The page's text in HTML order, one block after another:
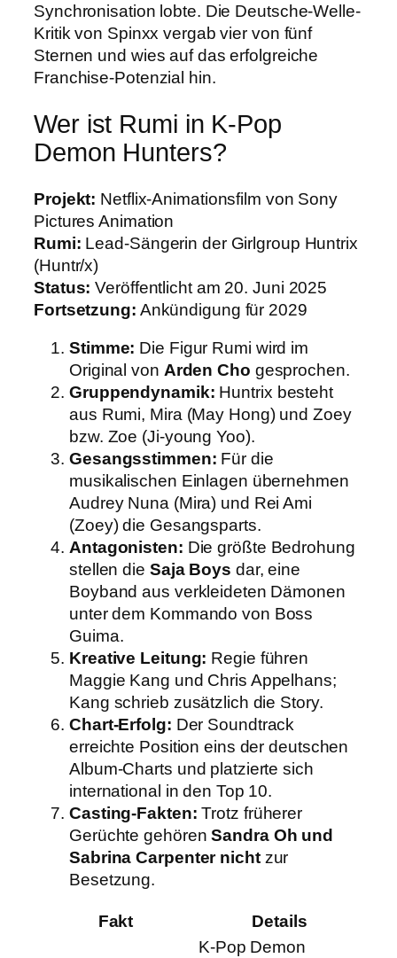
Synchronisation lobte. Die Deutsche-Welle-
Kritik von Spinxx vergab vier von fünf
Sternen und wies auf das erfolgreiche
Franchise-Potenzial hin.
Wer ist Rumi in K-Pop
Demon Hunters?
Projekt: Netflix-Animationsfilm von Sony
Pictures Animation
Rumi: Lead-Sängerin der Girlgroup Huntrix
(Huntr/x)
Status: Veröffentlicht am 20. Juni 2025
Fortsetzung: Ankündigung für 2029
Stimme: Die Figur Rumi wird im
Original von Arden Cho gesprochen.
Gruppendynamik: Huntrix besteht
aus Rumi, Mira (May Hong) und Zoey
bzw. Zoe (Ji-young Yoo).
Gesangsstimmen: Für die
musikalischen Einlagen übernehmen
Audrey Nuna (Mira) und Rei Ami
(Zoey) die Gesangsparts.
Antagonisten: Die größte Bedrohung
stellen die Saja Boys dar, eine
Boyband aus verkleideten Dämonen
unter dem Kommando von Boss
Guima.
Kreative Leitung: Regie führen
Maggie Kang und Chris Appelhans;
Kang schrieb zusätzlich die Story.
Chart-Erfolg: Der Soundtrack
erreichte Position eins der deutschen
Album-Charts und platzierte sich
international in den Top 10.
Casting-Fakten: Trotz früherer
Gerüchte gehörenSandra Oh und
Sabrina Carpenter nichtzur
Besetzung.
Fakt Details
K-Pop Demon